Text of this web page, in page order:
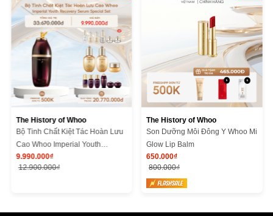
The History of Whoo
Bộ Tinh Chất Kiệt Tác Hoàn Lưu
Cao Whoo Imperial Youth
Recovery Serum Special Set
9.990.000₫
12.900.000₫
The History of Whoo
Son Dưỡng Môi Đông Y Whoo Mi
Glow Lip Balm
650.000₫
800.000₫